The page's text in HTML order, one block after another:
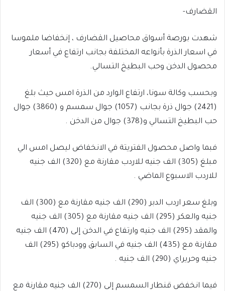
القضارف-
شهدت بورصة أسواق محاصيل القضارف ، إنخفاضا ملموسا
في اسعار الذرة بأنواعه المختلفة بجانب ارتفاع في أسعار
محصول الدخن وحب البطيخ التسالي.
وبحسب وكالة سونا، ارتفاع الوارد من الذرة امس حيث بلغ
(2421) جوال ذرة بجانب (1057) جوال سمسم و (3860) جوال
حب البطيخ التسالي و(378) جوال من الدخن .
فبما واصل محصول الفتريتة في الانخفاض ليصل امس الي
مبلغ (305) الف جنيه للاردب مقارنة مع (320) الف جنيه
للاردب الاسبوع الماضي .
وبلغ سعر اردب الدبر (290) الف جنيه مقارنة مع (300) الف
جنيه والعكر (295) الف جنيه مقارنة مع (305) الف جنيه
والمقد (295) الف جنيه وارتفاع في الدخن إلى (470) الف جنيه
مقارنة مع (435) الف جنيه في السابق وودباكو (295) الف
جنيه وحريراي (290) الف جنيه .
فيما انخفض قنطار السمسم إلى (270) الف جنيه مقارنة مع